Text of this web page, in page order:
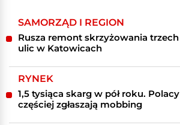
SAMORZĄD I REGION
Rusza remont skrzyżowania trzech
ulic w Katowicach
RYNEK
1,5 tysiąca skarg w pół roku. Polacy
częściej zgłaszają mobbing